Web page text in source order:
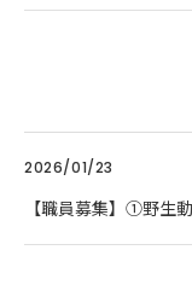
2026/01/23
【職員募集】①野生